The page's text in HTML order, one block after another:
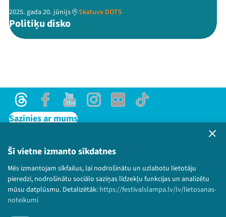
Šī vietne izmanto sīkdatnes
Mēs izmantojam sīkfailus, lai nodrošinātu un uzlabotu lietotāju
pieredzi, nodrošinātu sociālo saziņas līdzekļu funkcijas un analizētu
mūsu datplūsmu. Detalizētāk: https://festivalslampa.lv/lv/lietosanas-
noteikumi
2025. gada 20. jūnijs Skatuve DOTS
Politiķu disko
ThreadsFacebookYoutubeInstagram
Flick TikTok
Sazinies ar mums
Lietošanas noteikumi un sīkdatņu politika
Bērnu aizsardzības politika
© 2026 Sarunu festivāls LAMPA Visas tiesības
paturētas.